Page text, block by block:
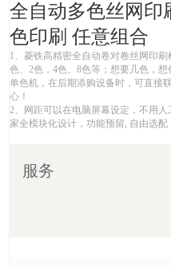
全自动多色丝网印
色印刷 任意组合
1、菱铁高精密全自动卷对卷丝网印
色、2色，4色、8色等；想要几色，
单色机，在后期添购设备时，可直接
心！
2、网距可以在电脑屏幕设定，不用
家全模块化设计，功能预留, 自由选配
服务